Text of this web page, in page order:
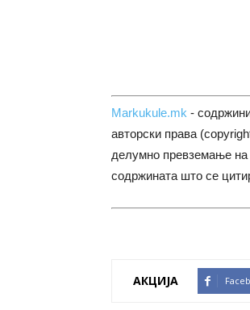
Markukule.mk -
авторски права
делумно превземање на
содржината што се
АКЦИЈА